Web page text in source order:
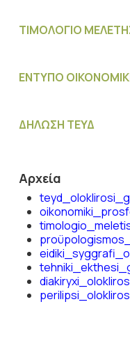
ΤΙΜΟΛΟΓΙΟ
ΕΝΤΥΠΟ
ΔΗΛΩΣΗ ΤΕΥΔ
Αρχεία